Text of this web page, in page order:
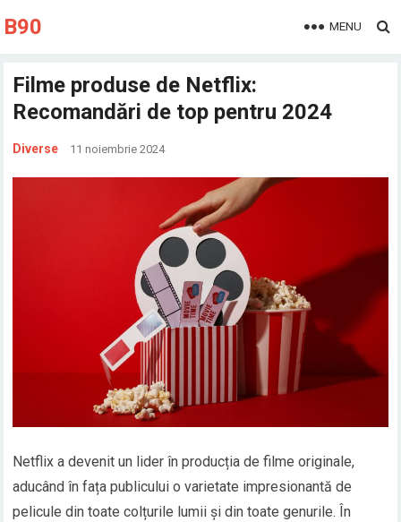
B90 MENU
Filme produse de Netflix:
Recomandări de top pentru 2024
Diverse 11 noiembrie 2024
Netflix a devenit un lider în producția de filme originale,
aducând în fața publicului o varietate impresionantă de
pelicule din toate colțurile lumii și din toate genurile. În